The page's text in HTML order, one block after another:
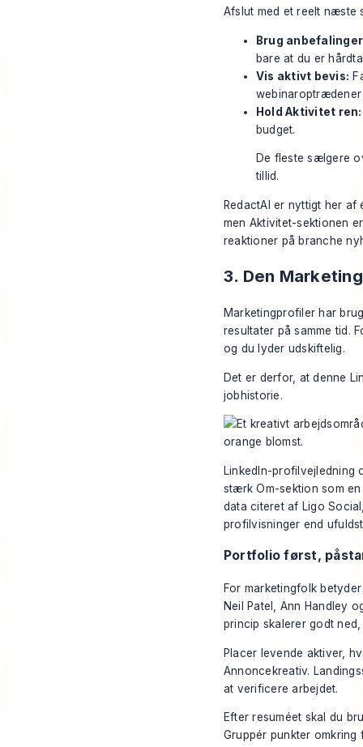
Afslut med et reelt næste
Brug
bare at du er
Vis aktivt bevis:
Hold Aktivitet ren:
budget.
De fleste sælgere
tillid.
RedactAI er nyttigt her
men Aktivitet-sektionen
reaktioner på branche
3. Den
Marketingprofiler har
resultater på samme tid.
og du lyder udskiftelig.
Det er derfor, at denne
jobhistorie.
LinkedIn-profilvejledning
stærk Om-sektion som
data citeret af Ligo
profilvisninger end
Portfolio først,
For marketingfolk
Neil Patel, Ann Handley
princip skalerer godt
Placer levende aktiver,
Annoncekreativ.
at verificere arbejdet.
Efter resuméet skal du
Gruppér punkter